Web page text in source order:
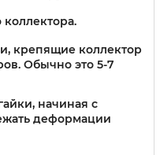
крепящие коллектор
Обычно это 5-7
начиная с
деформации